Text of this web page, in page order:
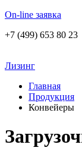
On-line заявка
+7 (499) 653 80 23
Лизинг
Главная
Продукция
Конвейеры